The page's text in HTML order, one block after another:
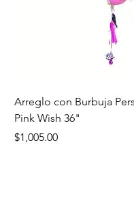
Arreglo con Burbuja
Pink Wish 36"
Precio
$1,005.00